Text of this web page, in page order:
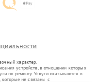
характер.
устройств, в отношении которых
по ремонту. Услуги оказываются в
которые не связаны с